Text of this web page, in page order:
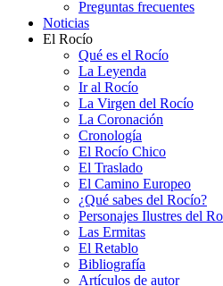
Preguntas frecuentes
Noticias
El Rocío
Qué es el Rocío
La Leyenda
Ir al Rocío
La Virgen del Rocío
La Coronación
Cronología
El Rocío Chico
El Traslado
El Camino Europeo
¿Qué sabes del Rocío?
Personajes Ilustres del
Las Ermitas
El Retablo
Bibliografía
Artículos de autor